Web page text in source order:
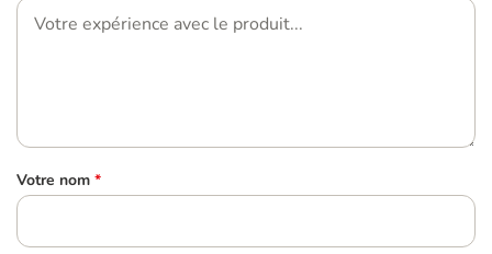
Votre nom *